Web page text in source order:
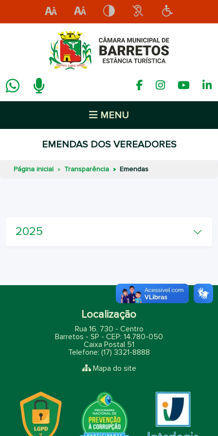
MENU
EMENDAS DOS VEREADORES
Página inicial Transparência Emendas
2025
Localização
Rua 16, 730 - Centro
Barretos - SP - CEP: 14.780-050
Caixa Postal 51
Telefone: (17) 3321-8888
Mapa do site